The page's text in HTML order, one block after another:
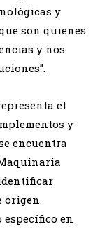
y
son quienes
y nos
el
y
encuentra
origen
en